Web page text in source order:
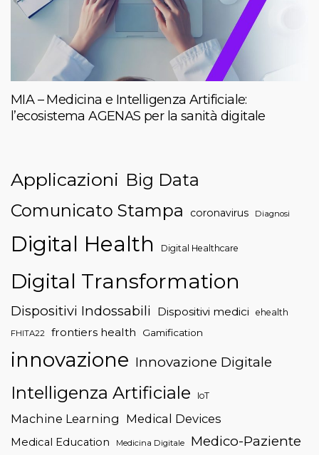
MIA – Medicina e Intelligenza Artificiale:
l’ecosistema AGENAS per la sanità digitale
Applicazioni Big Data
Comunicato Stampa
coronavirus Diagnosi
Digital Health Digital Healthcare
Digital Transformation
Dispositivi Indossabili Dispositivi medici ehealth
FHITA22 frontiers health Gamification
innovazione Innovazione Digitale
Intelligenza Artificiale IoT
Machine Learning Medical Devices
Medical Education Medicina Digitale
Medico-Paziente